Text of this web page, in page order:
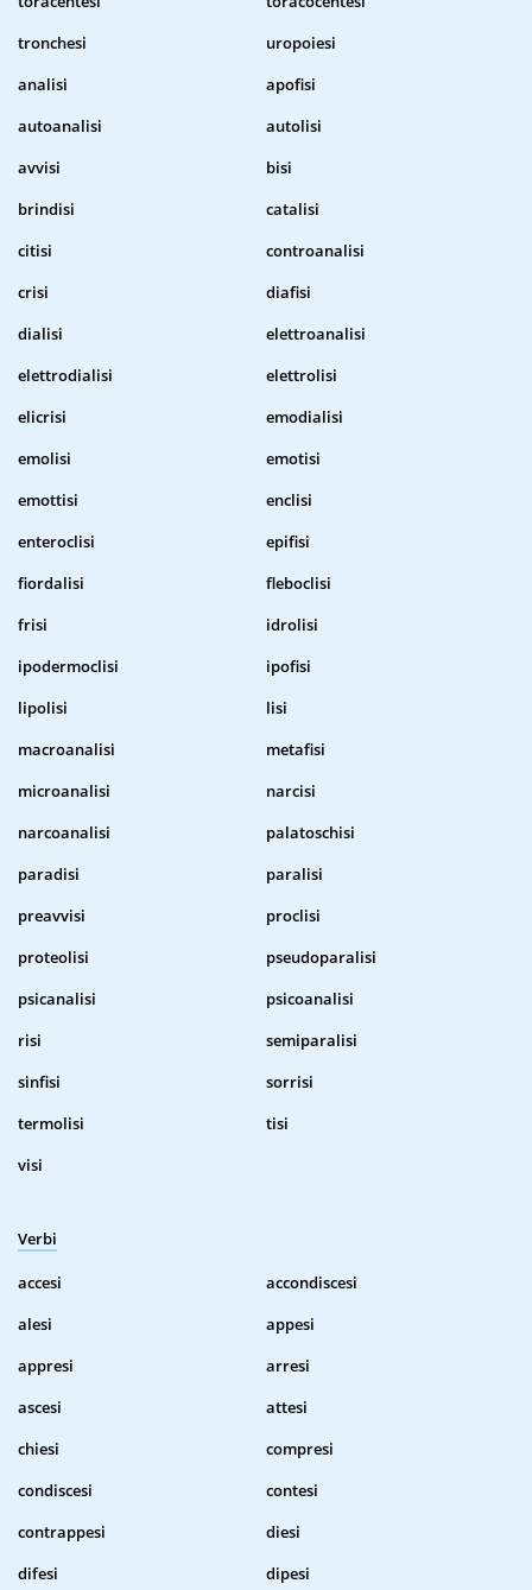
tronchesi
uropoiesi
analisi
apofisi
autoanalisi
autolisi
avvisi
bisi
brindisi
catalisi
citisi
controanalisi
crisi
diafisi
dialisi
elettroanalisi
elettrodialisi
elettrolisi
elicrisi
emodialisi
emolisi
emotisi
emottisi
enclisi
enteroclisi
epifisi
fiordalisi
fleboclisi
frisi
idrolisi
ipodermoclisi
ipofisi
lipolisi
lisi
macroanalisi
metafisi
microanalisi
narcisi
narcoanalisi
palatoschisi
paradisi
paralisi
preavvisi
proclisi
proteolisi
pseudoparalisi
psicanalisi
psicoanalisi
risi
semiparalisi
sinfisi
sorrisi
termolisi
tisi
visi
Verbi
accesi
accondiscesi
alesi
appesi
appresi
arresi
ascesi
attesi
chiesi
compresi
condiscesi
contesi
contrappesi
diesi
difesi
dipesi